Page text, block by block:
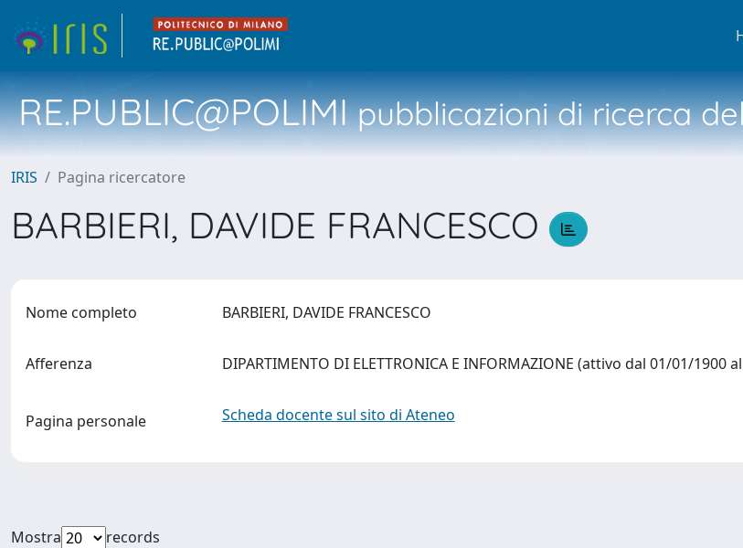
RE.PUBLIC@POLIMIpubblicazioni di ricerca
IRIS Pagina ricercatore
BARBIERI, DAVIDE FRANCESCO
Nome completo BARBIERI, DAVIDE FRANCESCO
Afferenza DIPARTIMENTO DI ELETTRONICA E INFORMAZIONE (attivo dal 01/01/1900
Pagina personale Scheda docente sul sito di Ateneo
Mostra
records